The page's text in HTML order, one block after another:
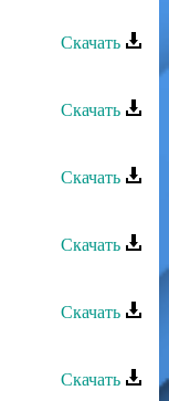
Скачать
Скачать
Скачать
Скачать
Скачать
Скачать